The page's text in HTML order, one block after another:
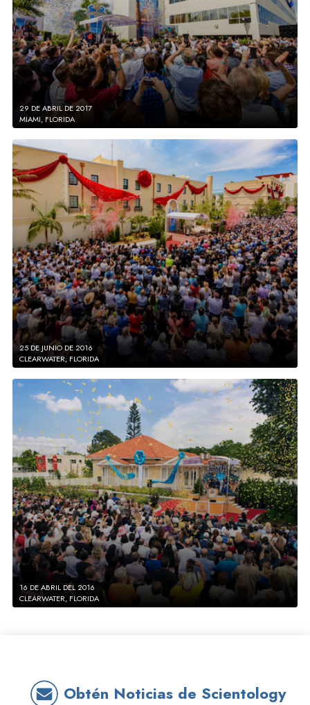
29 DE ABRIL DE 2017
MIAMI, FLORIDA
25 DE JUNIO DE 2016
CLEARWATER, FLORIDA
16 DE ABRIL DEL 2016
CLEARWATER, FLORIDA
Obtén Noticias de Scientology